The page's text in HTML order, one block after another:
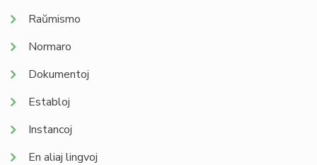
Raŭmismo
Normaro
Dokumentoj
Establoj
Instancoj
En aliaj lingvoj